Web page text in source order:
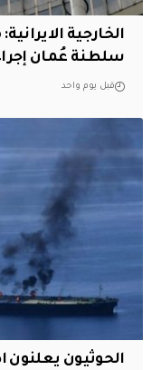
الخارجية
سلطنة عُمان
قبل يوم واحد
الحوثيون